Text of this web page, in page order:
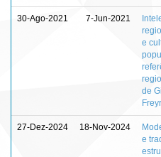
30-Ago-2021 7-Jun-2021
e
de
27-Dez-2024 18-Nov-2024
e